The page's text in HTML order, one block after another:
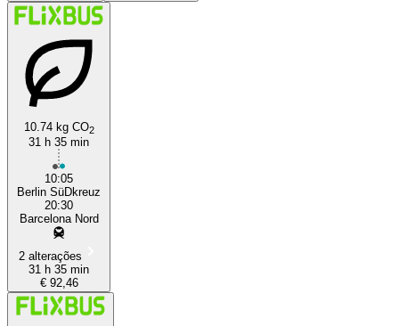
10.74 kg CO2
31 h 35 min
10:05
Berlin SüDkreuz
20:30
Barcelona Nord
2 alterações
31 h 35 min
€ 92,46